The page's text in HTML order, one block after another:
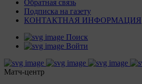
Обратная связь
Подписка на газету
КОНТАКТНАЯ ИНФОРМАЦИЯ
Поиск
Войти
Матч-центр